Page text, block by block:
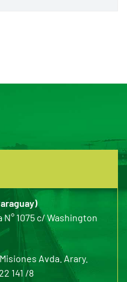
1075 c/ Washington
Avda. Arary.
141 /8